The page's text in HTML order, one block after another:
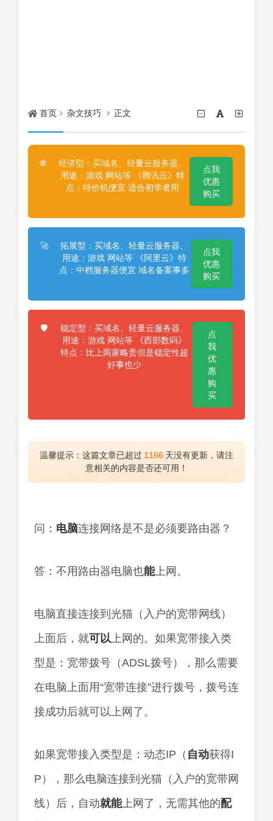
首页 杂文技巧 正文
🌐
经济型：买域名、轻量云服务器、
用途：游戏 网站等 《腾讯云》特
点：特价机便宜 适合初学者用
点我
优惠
购买
🚀
拓展型：买域名、轻量云服务器、
用途：游戏 网站等 《阿里云》特
点：中档服务器便宜 域名备案事多
点我
优惠
购买
🛡️
稳定型：买域名、轻量云服务器、
用途：游戏 网站等 《西部数码》
特点：比上两家略贵但是稳定性超
好事也少
点
我
优
惠
购
买
温馨提示：这篇文章已超过 1166 天没有更新，请注
意相关的内容是否还可用！
问： 电脑连接网络是不是必须要路由器？
答：不用路由器电脑也能上网。
电脑直接连接到光猫（入户的宽带网线）
上面后，就可以上网的。如果宽带接入类
型是：宽带拨号（ADSL拨号），那么需要
在电脑上面用“宽带连接”进行拨号，拨号连
接成功后就可以上网了。
如果宽带接入类型是：动态IP（ 自动获得I
P），那么电脑连接到光猫（入户的宽带网
线）后，自动就能上网了，无需其他的配